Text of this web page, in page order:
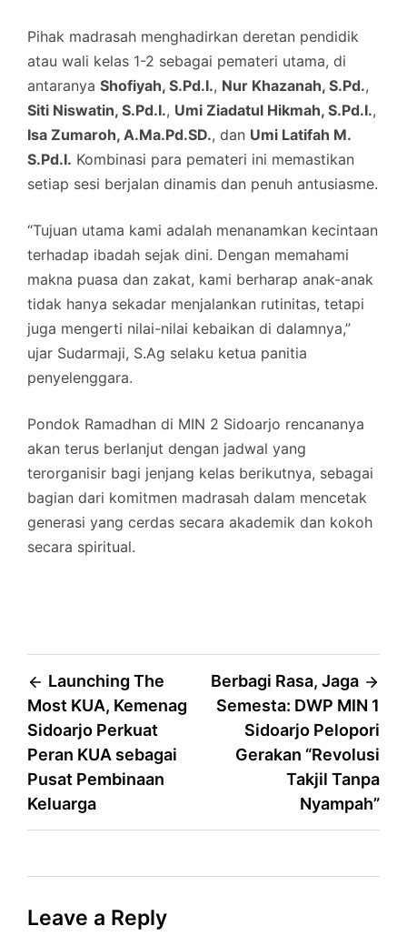
Pihak madrasah menghadirkan deretan pendidik
atau wali kelas 1-2 sebagai pemateri utama, di
antaranya Shofiyah, S.Pd.I., Nur Khazanah, S.Pd.,
Siti Niswatin, S.Pd.I., Umi Ziadatul Hikmah, S.Pd.I.,
Isa Zumaroh, A.Ma.Pd.SD., dan Umi Latifah M.
S.Pd.I. Kombinasi para pemateri ini memastikan
setiap sesi berjalan dinamis dan penuh antusiasme.
“Tujuan utama kami adalah menanamkan kecintaan
terhadap ibadah sejak dini. Dengan memahami
makna puasa dan zakat, kami berharap anak-anak
tidak hanya sekadar menjalankan rutinitas, tetapi
juga mengerti nilai-nilai kebaikan di dalamnya,”
ujar Sudarmaji, S.Ag selaku ketua panitia
penyelenggara.
Pondok Ramadhan di MIN 2 Sidoarjo rencananya
akan terus berlanjut dengan jadwal yang
terorganisir bagi jenjang kelas berikutnya, sebagai
bagian dari komitmen madrasah dalam mencetak
generasi yang cerdas secara akademik dan kokoh
secara spiritual.
Post
navigation
Launching The
Most KUA, Kemenag
Sidoarjo Perkuat
Peran KUA sebagai
Pusat Pembinaan
Keluarga
Berbagi Rasa, Jaga
Semesta: DWP MIN 1
Sidoarjo Pelopori
Gerakan “Revolusi
Takjil Tanpa
Nyampah”
Leave a Reply